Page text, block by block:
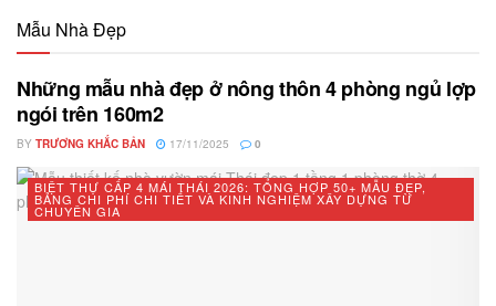
Mẫu Nhà Đẹp
Những mẫu nhà đẹp ở nông thôn 4 phòng ngủ lợp
ngói trên 160m2
BY TRƯƠNG KHẮC BẢN 17/11/2025 0
BIỆT THỰ CẤP 4 MÁI THÁI 2026: TỔNG HỢP 50+ MẪU ĐẸP,
BẢNG CHI PHÍ CHI TIẾT VÀ KINH NGHIỆM XÂY DỰNG TỪ
CHUYÊN GIA